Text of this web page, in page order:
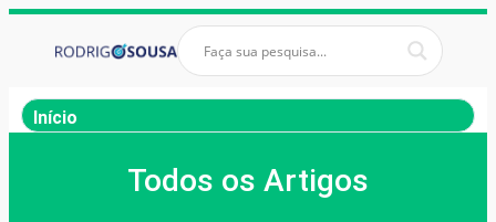
Início
Todos os Artigos